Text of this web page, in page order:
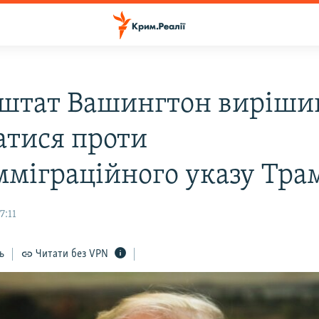
Вашингтон
проти
указу
Читати без VPN